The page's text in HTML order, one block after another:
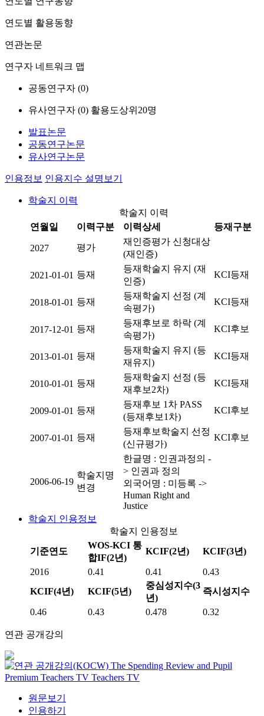
연도별 활용동향
연관논문
연구자 네트워크 맵
공동연구자 (0)
유사연구자 (0) 활용도상위20명
발표논문
공동연구논문
유사연구논문
인용정보 인용지수 설명보기
학술지 이력
학술지 이력
연월일
이력구분 이력상세 등재구분
2027 평가
재인증평가 신청대상
(재인증)
2021-01-01 등재
등재학술지 유지 (재
인증)
KCI등재
2018-01-01 등재
등재학술지 선정 (계
속평가)
KCI등재
2017-12-01 등재
등재후보로 하락 (계
속평가)
KCI후보
2013-01-01 등재
등재학술지 유지 (등
재유지)
KCI등재
2010-01-01 등재
등재학술지 선정 (등
재후보2차)
KCI등재
2009-01-01 등재
등재후보 1차 PASS
(등재후보1차)
KCI후보
2007-01-01 등재
등재후보학술지 선정
(신규평가)
KCI후보
2006-06-19
학술지명
변경
한글명 : 인권과정의 -
> 인권과 정의
외국어명 : 미등록 ->
Human Right and
Justice
학술지 인용정보
학술지 인용정보
기준연도
WOS-KCI 통
합IF(2년)
KCIF(2년) KCIF(3년)
2016 0.41 0.41
0.43
KCIF(4년)
KCIF(5년)
중심성지수(3
년)
즉시성지수
0.46 0.43 0.478 0.32
연관 공개강의
The Spending Review and Pupil
Premium Teachers TV Teachers TV
원문보기
인용하기